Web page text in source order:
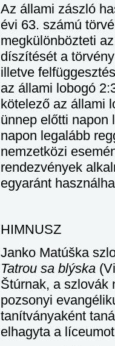
Az állami zászló
évi 63. számú
megkülönbözteti
díszítését a
illetve
az állami lobogó
kötelező az állami
ünnep előtti napon
napon legalább
nemzetközi
rendezvények
egyaránt
HIMNUSZ
Janko Matúška
Tatrou sa blýska
Štúrnak, a szlovák
pozsonyi
tanítványaként
elhagyta a